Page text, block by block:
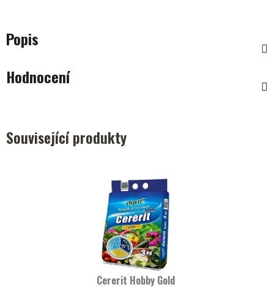
Popis
Hodnocení
Související produkty
Cererit Hobby Gold